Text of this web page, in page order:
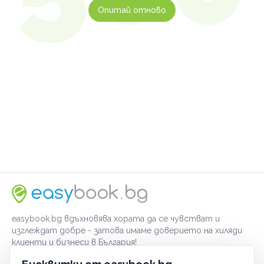
Опитай отново
easybook.bg вдъхновява хората да се чувстват и
изглеждат добре - затова имаме доверието на хиляди
клиенти и бизнеси в България!